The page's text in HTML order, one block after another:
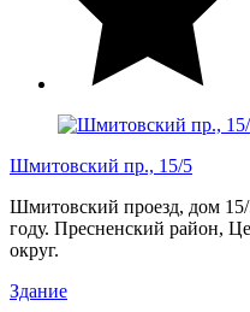
Шмитовский пр., 15/5
Шмитовский проезд, дом
году. Пресненский район,
округ.
Здание